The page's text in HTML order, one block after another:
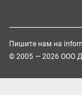
Пишите нам на
© 2005 — 2026 ООО